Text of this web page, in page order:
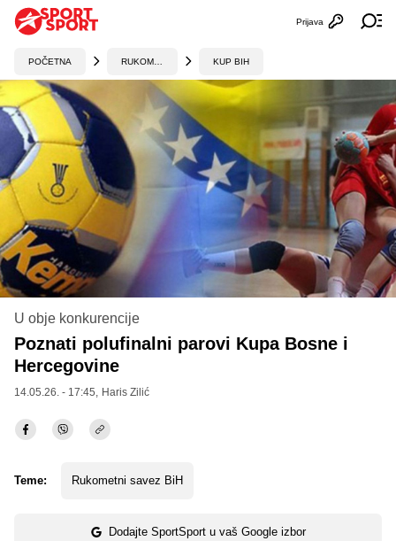
Otvori
Prijava
POČETNA KUP BIH
U obje konkurencije
Poznati polufinalni parovi Kupa Bosne i
Hercegovine
14.05.26. - 17:45, Haris Zilić
Teme: Rukometni savez BiH
Dodajte SportSport u vaš Google izbor